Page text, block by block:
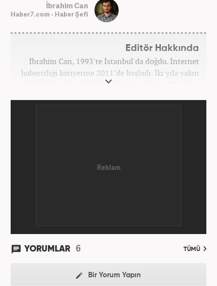
İbrahim Can
Haber7.com - Haber Şefi
Editör Hakkında
İbrahim Can, 1993'te İstanbul'da doğdu. İnternet
haberciliği kariyerine 2011’de başladı. İki yıla yakın
küçük ölçekli sitelerde çalıştıktan sonra, 2012'nin
Yeni Şafak'ta kültür sanat, eğitim ve siyaset alanları
YORUMLAR 6 TÜMÜ
Bir Yorum Yapın